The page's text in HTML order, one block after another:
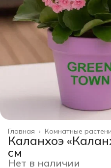
Комнатные
Главная ›
Каланхоэ
см
Нет в наличии